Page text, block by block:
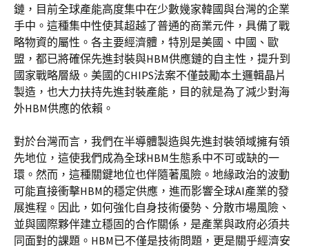
鏈，目前全球產能高度集中在少數幾家韓國與台灣的企業
手中。這種集中性使其超越了普通的商業元件，具備了戰
略物資的屬性。各主要經濟體，特別是美國、中國、歐
盟，都已將確保先進封裝與HBM供應鏈的自主性，提升到
國家戰略層級。美國的CHIPS法案不僅鼓勵本土邏輯晶片
製造，也大力扶持先進封裝產能，目的就是為了減少對海
外HBM供應的依賴。
對於台灣而言，我們在半導體製造與先進封裝領域擁有領
先地位，這使我們成為全球HBM生態系中不可或缺的一
環。然而，這種關鍵地位也伴隨著風險。地緣政治的波動
可能直接衝擊HBM的穩定供應，進而影響全球AI產業的發
展進程。因此，如何強化自身技術優勢、分散市場風險、
並與國際夥伴建立穩固的合作關係，是產業與政府必須共
同面對的課題。HBM已不僅是技術問題，更是關乎經濟安